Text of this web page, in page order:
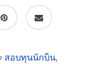
สอบทุนนักบิน,